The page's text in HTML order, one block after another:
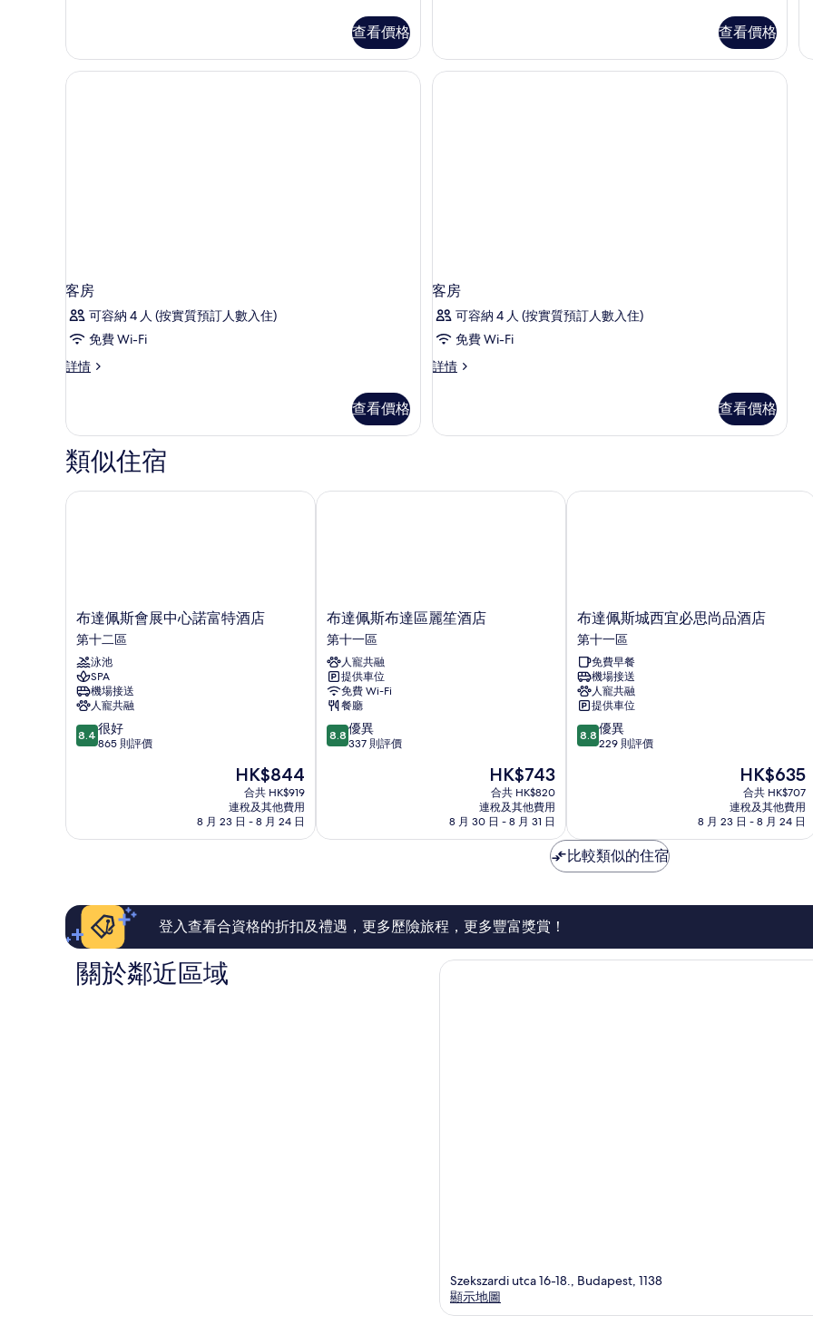
查看價格 查看價格
客房
可容納 4 人 (按實質預訂人數入住)
免費 Wi-Fi
詳情
客
查看價格
客房
可容納 4 人 (按實質預訂人數入住)
免費 Wi-Fi
詳情
客
查看價格
類似住宿
布
達
佩
斯
會
展
中
心
諾
十
布達佩斯會展中心諾富特酒店
第十二區
泳池
SPA
機場接送
人寵共融
8.4
分
很
評
篇
價
8.4 很好
865 則評價
現
售
HK$844
HK$844
合共 HK$919
連稅及其他費用
8 月 23 日 - 8 月 24 日
布達佩斯會展中心諾富特酒店
布
達
佩
斯
布
達
區
麗
笙
區
布達佩斯布達區麗笙酒店
第十一區
人寵共融
提供車位
免費 Wi-Fi
餐廳
8.8
分
優
評
價
8.8 優異
337 則評價
現
售
HK$743
HK$743
合共 HK$820
連稅及其他費用
8 月 30 日 - 8 月 31 日
布達佩斯布達區麗笙酒店
布
達
佩
斯
城
西
宜
必
思
十
一
區
布達佩斯城西宜必思尚品酒店
第十一區
免費早餐
機場接送
人寵共融
提供車位
8.8
分
優
異，
229
評
評
8.8 優異
229 則評價
現
售
HK$635
HK$635
合共 HK$707
連稅及其他費用
8 月 23 日 - 8 月 24 日
布達佩斯城西宜必思尚品酒店
比較類似的住宿
登入查看合資格的折扣及禮遇，更多歷險旅程，更多豐富獎賞！
關於鄰近區域
Szekszardi utca 16-18., Budapest, 1138
顯示地圖